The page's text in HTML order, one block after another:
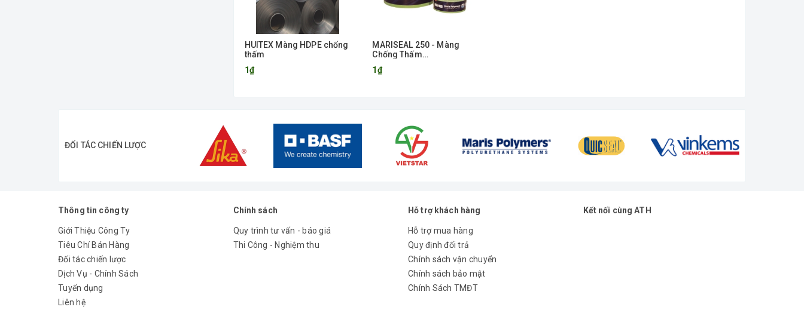
HUITEX Màng HDPE chống
thấm
1₫
MARISEAL 250 - Màng
Chống Thấm
1₫
ĐỐI TÁC CHIẾN LƯỢC
Thông tin công ty
Giới Thiệu Công Ty
Tiêu Chí Bán Hàng
Đối tác chiến lược
Dịch Vụ - Chính Sách
Tuyển dụng
Liên hệ
Chính sách
Quy trình tư vấn - báo giá
Thi Công - Nghiệm thu
Hỗ trợ khách hàng
Hỗ trợ mua hàng
Quy định đổi trả
Chính sách vận chuyển
Chính sách bảo mật
Chính Sách TMĐT
Kết nối cùng ATH